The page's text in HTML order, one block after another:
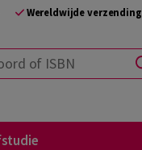
Wereldwijde verzending
ISBN